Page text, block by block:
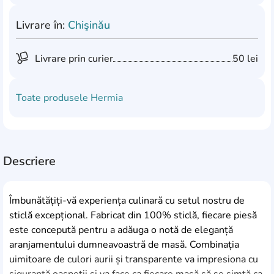
Livrare în: Chişinău
Livrare prin curier 50 lei
Toate produsele Hermia
Descriere
Îmbunătățiți-vă experiența culinară cu setul nostru de
sticlă excepțional. Fabricat din 100% sticlă, fiecare piesă
este concepută pentru a adăuga o notă de eleganță
aranjamentului dumneavoastră de masă. Combinația
uimitoare de culori aurii și transparente va impresiona cu